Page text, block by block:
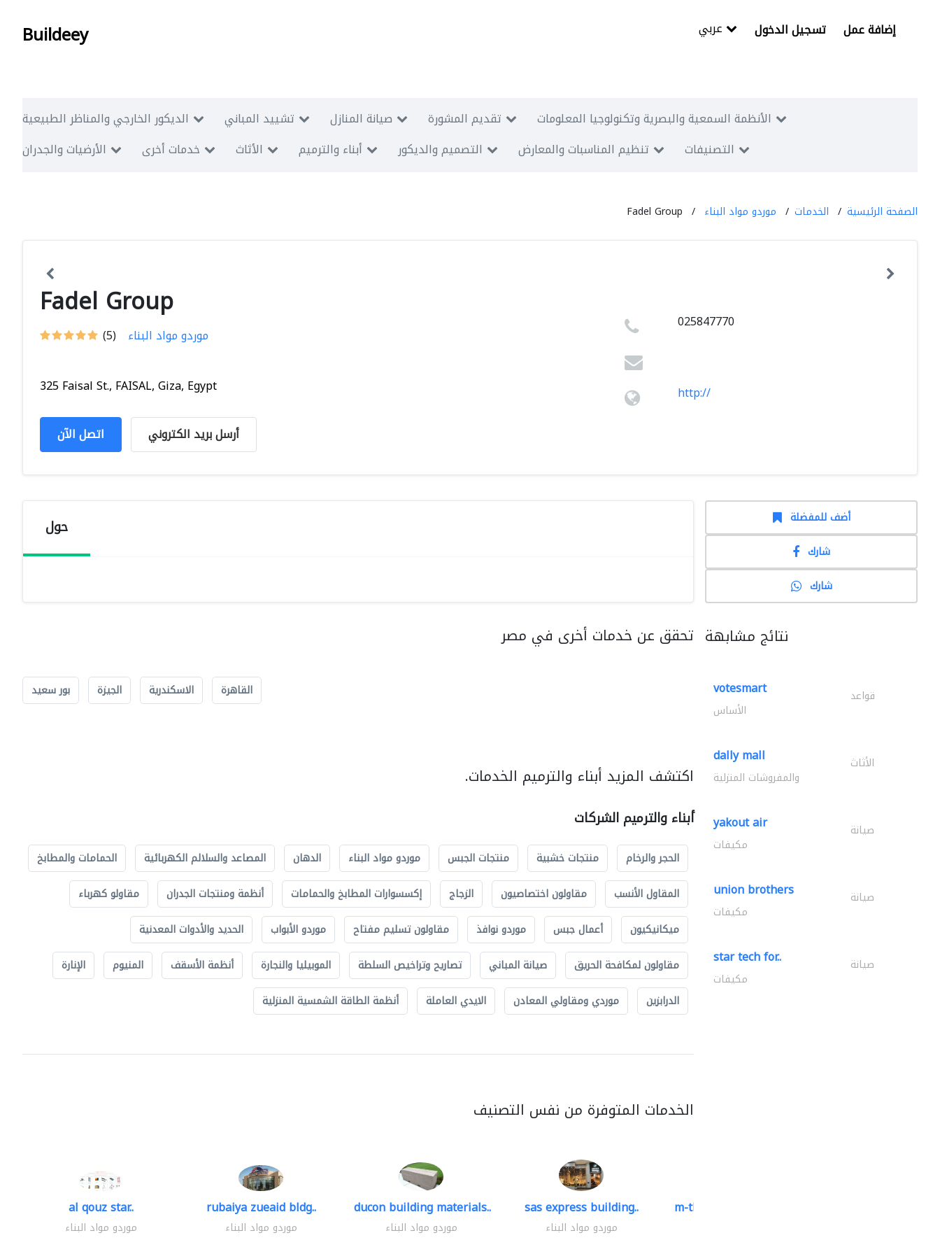
Buildeey تسجيل الدخول إضافة عمل
الديكور الخارجي والمناظر الطبيعية تشييد المباني صيانة المنازل تقديم المشورة
الأنظمة السمعية والبصرية وتكنولوجيا المعلومات
الأرضيات والجدران
خدمات أخرى الأثاث أبناء والترميم التصميم والديكور تنظيم المناسبات والمعارض التصنيفات
الصفحة الرئيسية الخدمات موردو مواد البناء Fadel Group
Fadel Group
(5) موردو مواد البناء
325 Faisal St., FAISAL, Giza, Egypt
اتصل الآن أرسل بريد الكتروني
025847770
http://
حول
تحقق عن خدمات أخرى في مصر
القاهرة الاسكندرية الجيزة بور سعيد
اكتشف المزيد أبناء والترميم الخدمات.
أبناء والترميم الشركات
الحجر والرخام منتجات خشبية منتجات الجبس موردو مواد البناء الدهان المصاعد والسلالم الكهربائية
الحمامات والمطابخ
المقاول الأنسب
مقاولون اختصاصيون الزجاج إكسسوارات المطابخ والحمامات أنظمة ومنتجات الجدران
مقاولو كهرباء
ميكانيكيون
أعمال جبس موردو نوافذ مقاولون تسليم مفتاح موردو الأبواب
الحديد والأدوات المعدنية
مقاولون لمكافحة الحريق
صيانة المباني تصاريح وتراخيص السلطة الموبيليا والنجارة أنظمة الأسقف المنيوم
الإنارة
الدرابزين
موردي ومقاولي المعادن الايدي العاملة أنظمة الطاقة الشمسية المنزلية
الخدمات المتوفرة من نفس التصنيف
al qouz star..
موردو مواد البناء
rubaiya zueaid bldg..
موردو مواد البناء
ducon building materials..
موردو مواد البناء
sas express building..
موردو مواد البناء
m-three building materials
أضف للمفضلة
شارك
شارك
نتائج مشابهة
votesmart قواعد
الأساس
dally mall الأثاث
والمفروشات المنزلية
yakout air صيانة
مكيفات
union brothers صيانة
مكيفات
star tech for.. صيانة
مكيفات